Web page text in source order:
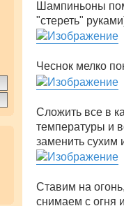
Шампиньоны
"стереть"
Чеснок мелко
Сложить все в
температуры и
заменить сухим
Ставим на
снимаем с огня